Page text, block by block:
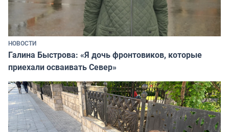
НОВОСТИ
Галина Быстрова: «Я дочь фронтовиков, которые
приехали осваивать Север»